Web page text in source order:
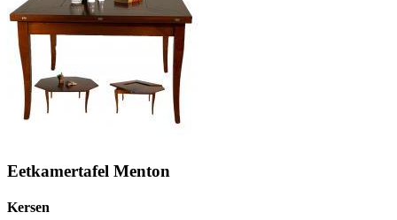
Eetkamertafel Menton
Kersen